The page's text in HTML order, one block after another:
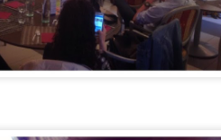
IN 3 ANNI IL CONSIGLIO COMUNALE
MOZIONI DI FORZA ITALIA. GANDOLA:
DALL’OPPOSIZIONE SI HA
SI ABBIANO IDEE E PROPOSTE